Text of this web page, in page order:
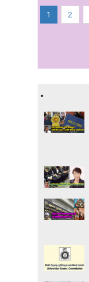
1 2
.